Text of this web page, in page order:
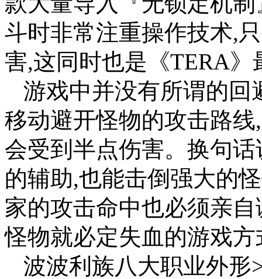
斗时非常注重操作技术,
害,这同时也是《TERA
游戏中并没有所谓的回
移动避开怪物的攻击路
会受到半点伤害。换句
的辅助,也能击倒强大的
家的攻击命中也必须亲
怪物就必定失血的游戏方
波波利族八大职业外形